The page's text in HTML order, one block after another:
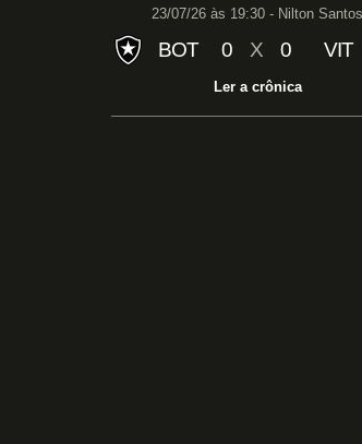
23/07/26 às 19:30 - Nilton Santos
BOT 0 X 0 VIT
Ler a crônica